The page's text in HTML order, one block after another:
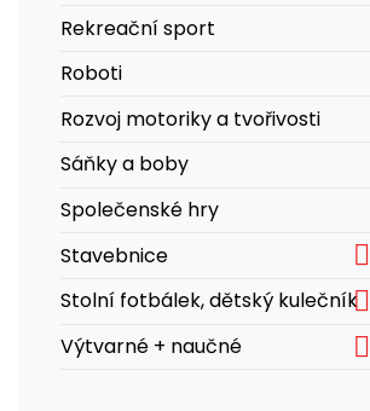
Rekreační sport
Roboti
Rozvoj motoriky a tvořivosti
Sáňky a boby
Společenské hry
Stavebnice

Stolní fotbálek, dětský kulečník
Výtvarné + naučné 